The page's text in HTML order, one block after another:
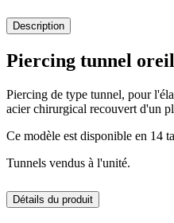
Description
Piercing tunnel
Piercing de type tunnel, pour
acier chirurgical recouvert d'un
Ce modèle est disponible en 14
Tunnels vendus à l'unité.
Détails du produit